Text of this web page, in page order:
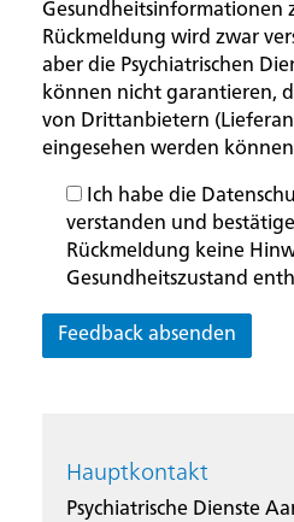
Gesundheitsinformationen
Rückmeldung wird zwar
aber die Psychiatrischen
können nicht garantieren,
von Drittanbietern
eingesehen werden
Ich habe die
verstanden und
Rückmeldung keine
Gesundheitszustand
Feedback absenden
Hauptkontakt
Psychiatrische Dienste